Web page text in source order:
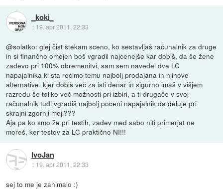
_koki_
:: 19. apr 2011, 22:33
@solatko: glej čist štekam sceno, ko sestavljaš računalnik za druge
in si finančno omejen boš vgradil najcenejše kar dobiš, da še žene
zadevo pri 100% obremenitvi, sam sem navedel dva LC
napajalnika ki sta recimo temu najbolj prodajana in njihove
alternative, kjer dobiš več za isti denar in sigurno imaš v višjem
razredu še toliko več možnosti pri izbiri, a ti drugače v svoj
računalnik tudi vgradiš najbolj poceni napajalnik da deluje pri
skrajni zgornji meji???
Aja pa ko smo že pri testih, zadev med sabo niti primerjat ne
moreš, ker testov za LC praktično NI!!!
IvoJan
:: 19. apr 2011, 22:33
sej to me je zanimalo :)